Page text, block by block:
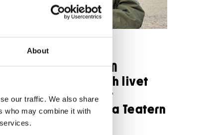
About
our traffic. We also share
who may combine it with
5.5.2026
Strömstedt OM
kärleken, Finland och livet
låtarna inför
på Svenska Teatern
i höst